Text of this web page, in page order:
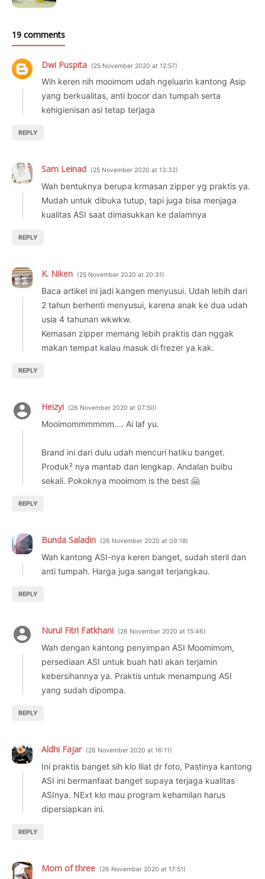
19 comments
Dwi Puspita 25 November 2020 at 12:57
Wih keren nih mooimom udah ngeluarin kantong Asip
yang berkualitas, anti bocor dan tumpah serta
kehigienisan asi tetap terjaga
REPLY
Sam Leinad 25 November 2020 at 13:32
Wah bentuknya berupa krmasan zipper yg praktis ya.
Mudah untuk dibuka tutup, tapi juga bisa menjaga
kualitas ASI saat dimasukkan ke dalamnya
REPLY
K. Niken 25 November 2020 at 20:31
Baca artikel ini jadi kangen menyusui. Udah lebih dari
2 tahun berhenti menyusui, karena anak ke dua udah
usia 4 tahunan wkwkw.
Kemasan zipper memang lebih praktis dan nggak
makan tempat kalau masuk di frezer ya kak.
REPLY
Heizyi 26 November 2020 at 07:50
Mooimommmmmm.... Ai laf yu.
Brand ini dari dulu udah mencuri hatiku banget.
Produk² nya mantab dan lengkap. Andalan buibu
sekali. Pokoknya mooimom is the best 🤗
REPLY
Bunda Saladin 26 November 2020 at 09:18
Wah kantong ASI-nya keren banget, sudah steril dan
anti tumpah. Harga juga sangat terjangkau.
REPLY
Nurul Fitri Fatkhani 26 November 2020 at 15:46
Wah dengan kantong penyimpan ASI Moomimom,
persediaan ASI untuk buah hati akan terjamin
kebersihannya ya. Praktis untuk menampung ASI
yang sudah dipompa.
REPLY
Aldhi Fajar 26 November 2020 at 16:11
Ini praktis banget sih klo lliat dr foto, Pastinya kantong
ASI ini bermanfaat banget supaya terjaga kualitas
ASInya. NExt klo mau program kehamilan harus
dipersiapkan ini.
REPLY
Mom of three 26 November 2020 at 17:51